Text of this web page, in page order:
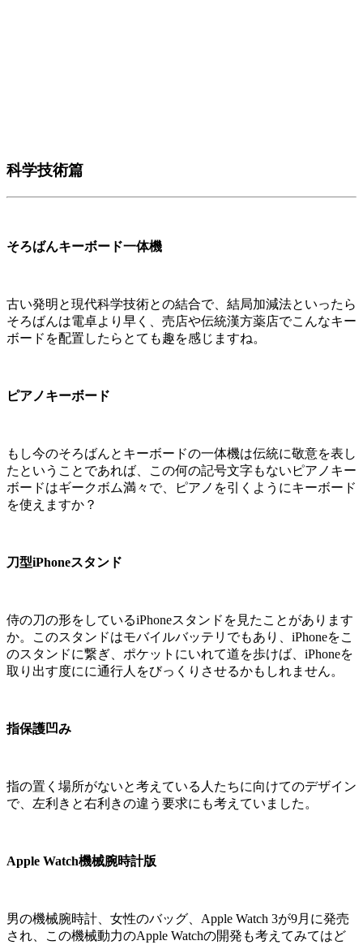
科学技術篇
そろばんキーボード一体機
古い発明と現代科学技術との結合で、結局加減法といったら
そろばんは電卓より早く、売店や伝統漢方薬店でこんなキー
ボードを配置したらとても趣を感じますね。
ピアノキーボード
もし今のそろばんとキーボードの一体機は伝統に敬意を表し
たということであれば、この何の記号文字もないピアノキー
ボードはギークボム満々で、ピアノを引くようにキーボード
を使えますか？
刀型iPhoneスタンド
侍の刀の形をしているiPhoneスタンドを見たことがあります
か。このスタンドはモバイルバッテリでもあり、iPhoneをこ
のスタンドに繋ぎ、ポケットにいれて道を歩けば、iPhoneを
取り出す度にに通行人をびっくりさせるかもしれません。
指保護凹み
指の置く場所がないと考えている人たちに向けてのデザイン
で、左利きと右利きの違う要求にも考えていました。
Apple Watch機械腕時計版
男の機械腕時計、女性のバッグ、Apple Watch 3が9月に発売
され、この機械動力のApple Watchの開発も考えてみてはど